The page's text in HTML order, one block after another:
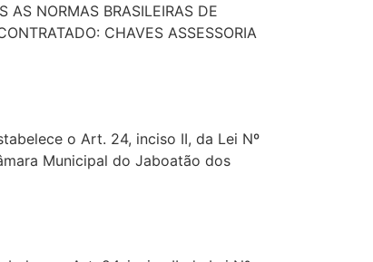
AS NORMAS BRASILEIRAS DE
CHAVES ASSESSORIA
o Art. 24, inciso II, da Lei Nº
Municipal do Jaboatão dos